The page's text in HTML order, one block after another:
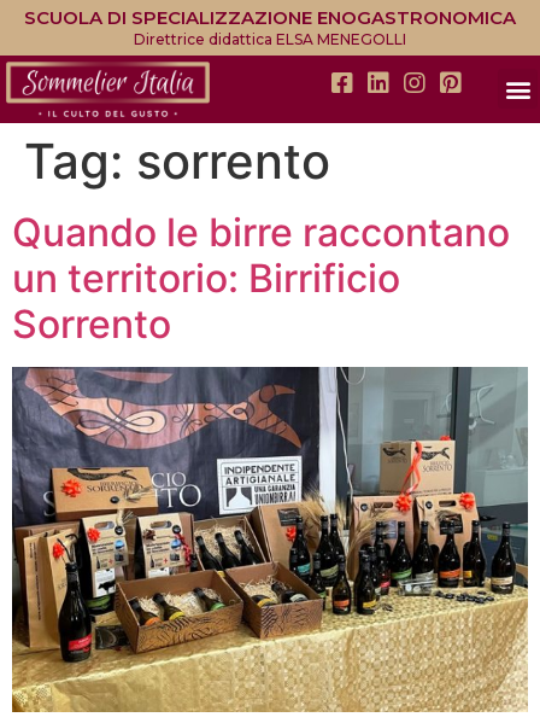
SCUOLA DI SPECIALIZZAZIONE ENOGASTRONOMICA
Direttrice didattica ELSA MENEGOLLI
Tag: sorrento
Quando le birre raccontano
un territorio: Birrificio
Sorrento